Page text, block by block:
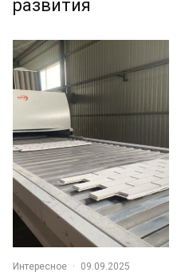
развития
Интересное · 09.09.2025